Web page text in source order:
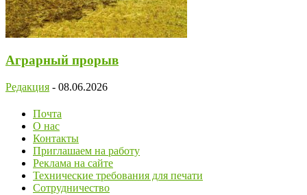
Аграрный прорыв
Редакция - 08.06.2026
Почта
О нас
Контакты
Приглашаем на работу
Реклама на сайте
Технические требования для печати
Сотрудничество